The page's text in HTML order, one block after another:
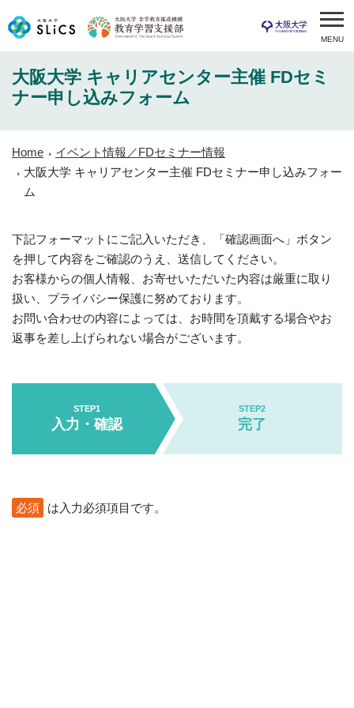
MENU
大阪大学 キャリアセンター主催 FDセミ
ナー申し込みフォーム
Home
イベント情報／FDセミナー情報
大阪大学 キャリアセンター主催 FDセミナー申し込みフォー
ム
下記フォーマットにご記入いただき、「確認画面へ」ボタン
を押して内容をご確認のうえ、送信してください。
お客様からの個人情報、お寄せいただいた内容は厳重に取り
扱い、プライバシー保護に努めております。
お問い合わせの内容によっては、お時間を頂戴する場合やお
返事を差し上げられない場合がございます。
STEP1
入力・確認
STEP2
完了
必須 は入力必須項目です。